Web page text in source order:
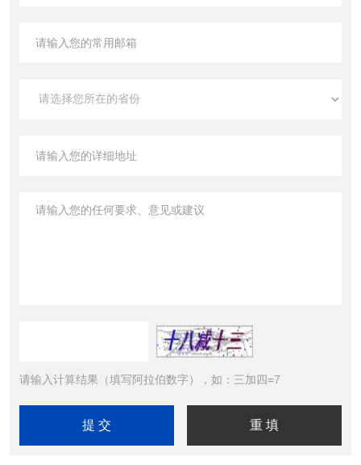
请输入计算结果（填写阿拉伯数字），如：三加四=7